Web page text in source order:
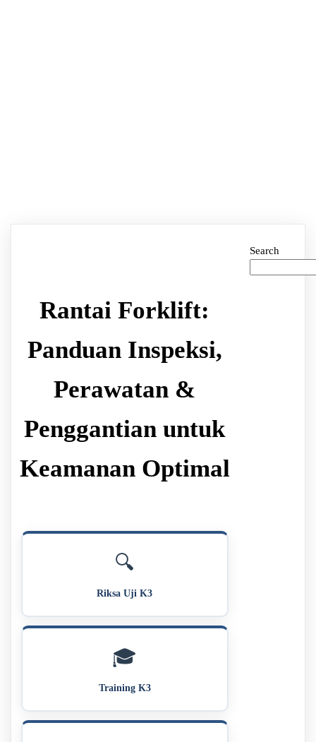
Rantai Forklift:
Panduan Inspeksi,
Perawatan &
Penggantian untuk
Keamanan Optimal
🔍
Riksa Uji K3
🎓
Training K3
Search